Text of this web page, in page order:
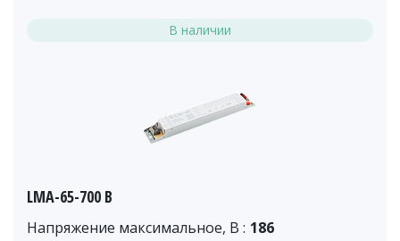
В наличии
LMA-65-700 B
Напряжение максимальное, В : 186